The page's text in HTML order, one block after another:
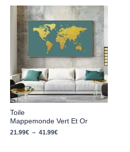
Toile
Mappemonde Vert Et Or
21.99€ – 41.99€
Plage
prix :
21.99€
à
41.99€